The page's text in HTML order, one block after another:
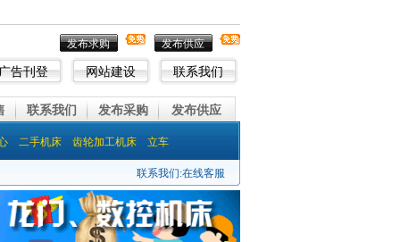
发布供应
发布求购
告刊登 网站建设 联系我们
联系我们 发布采购 发布供应
二手机床 齿轮加工机床 立车
联系我们:在线客服